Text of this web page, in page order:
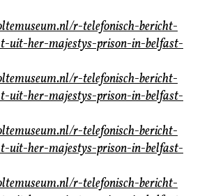
r-telefonisch-bericht-
uit-her-majestys-prison-in-belfast-
r-telefonisch-bericht-
uit-her-majestys-prison-in-belfast-
r-telefonisch-bericht-
uit-her-majestys-prison-in-belfast-
r-telefonisch-bericht-